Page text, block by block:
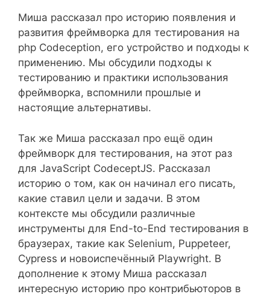
Миша рассказал про историю появления и
развития фреймворка для тестирования на
php Codeception, его устройство и подходы к
применению. Мы обсудили подходы к
тестированию и практики использования
фреймворка, вспомнили прошлые и
настоящие альтернативы.
Так же Миша рассказал про ещё один
фреймворк для тестирования, на этот раз
для JavaScript CodeceptJS. Рассказал
историю о том, как он начинал его писать,
какие ставил цели и задачи. В этом
контексте мы обсудили различные
инструменты для End-to-End тестирования в
браузерах, такие как Selenium, Puppeteer,
Cypress и новоиспечённый Playwright. В
дополнение к этому Миша рассказал
интересную историю про контрибьюторов в